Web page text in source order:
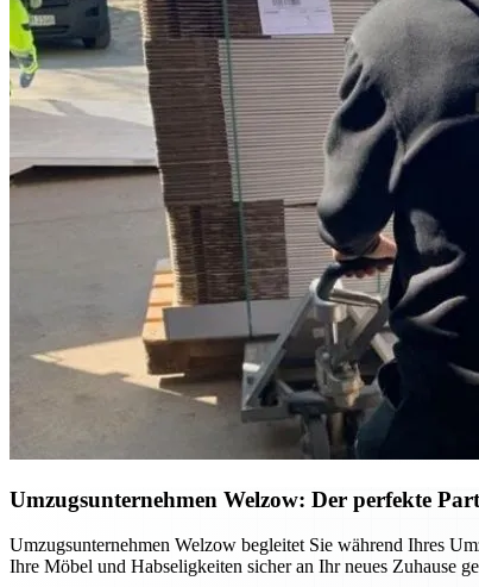
Umzugsunternehmen Welzow: Der perfekte
Umzugsunternehmen Welzow begleitet Sie während Ihres
Ihre Möbel und Habseligkeiten sicher an Ihr neues Zuhause